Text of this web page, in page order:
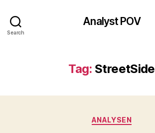
Search
Analyst POV
Tag: StreetSide
Categories
ANALYSEN